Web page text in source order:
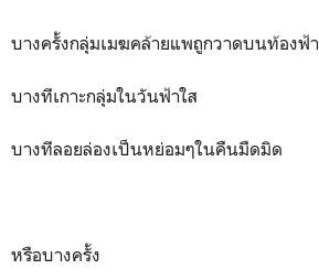
บางครั้งกลุ่มเมฆคล้ายแพถูกวาดบนท้องฟ้า
บางทีเกาะกลุ่มในวันฟ้าใส
บางทีลอยล่องเป็นหย่อมๆในคืนมืดมิด
หรือบางครั้ง